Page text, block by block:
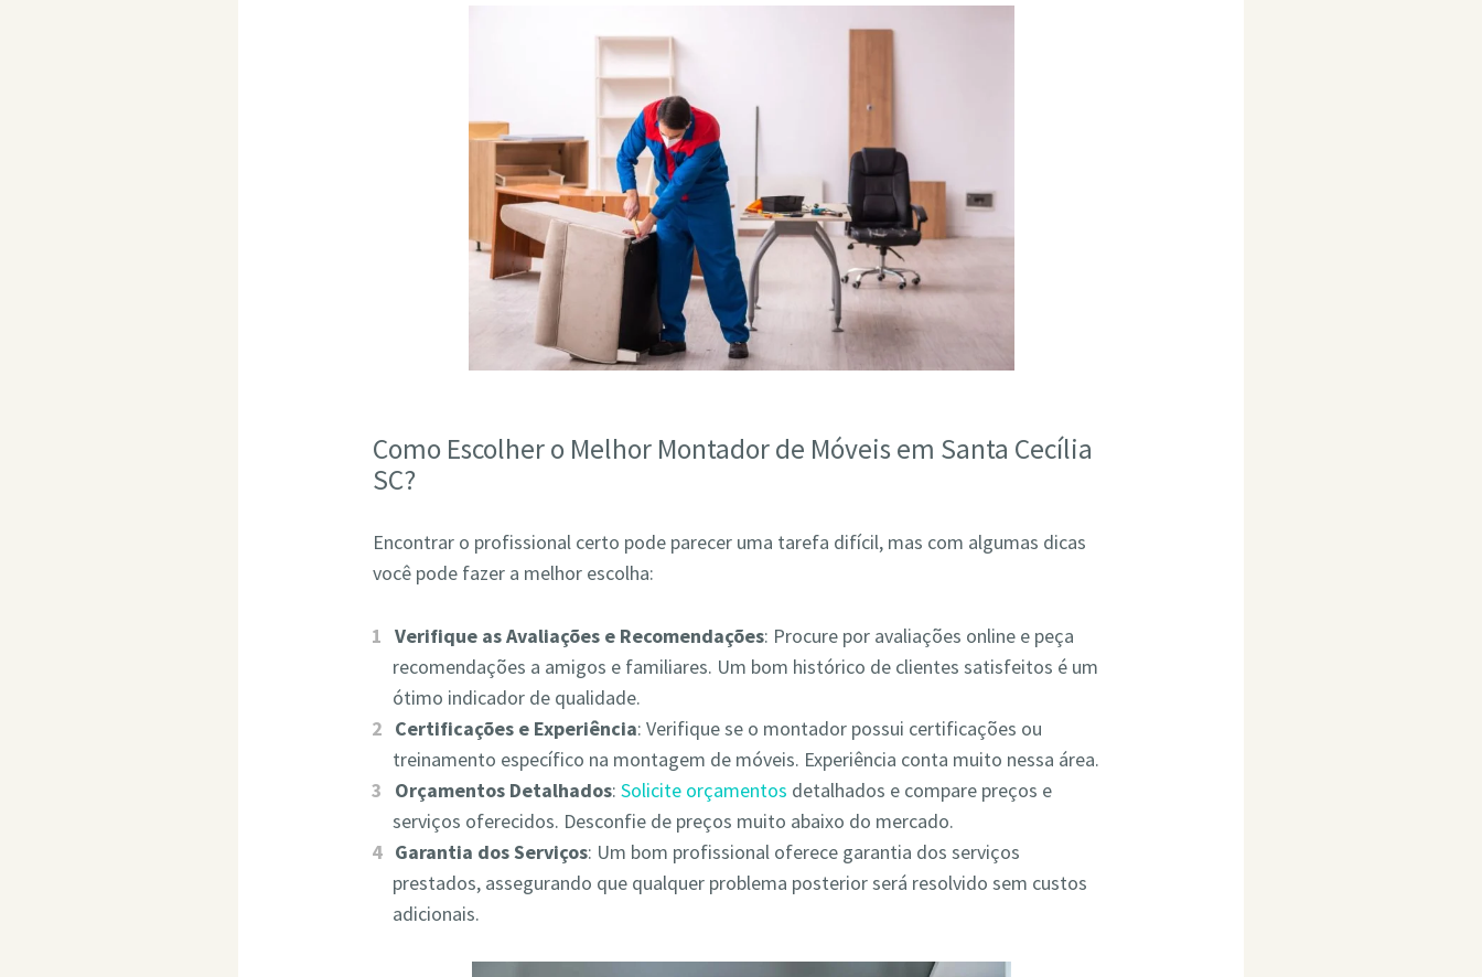
Como Escolher o Melhor Montador de Móveis em Santa Cecília
SC?
Encontrar o profissional certo pode parecer uma tarefa difícil, mas com algumas dicas
você pode fazer a melhor escolha:
Verifique as Avaliações e Recomendações: Procure por avaliações online e peça
recomendações a amigos e familiares. Um bom histórico de clientes satisfeitos é um
ótimo indicador de qualidade.
Certificações e Experiência: Verifique se o montador possui certificações ou
treinamento específico na montagem de móveis. Experiência conta muito nessa área.
Orçamentos Detalhados:Solicite orçamentos detalhados e compare preços e
serviços oferecidos. Desconfie de preços muito abaixo do mercado.
Garantia dos Serviços: Um bom profissional oferece garantia dos serviços
prestados, assegurando que qualquer problema posterior será resolvido sem custos
adicionais.